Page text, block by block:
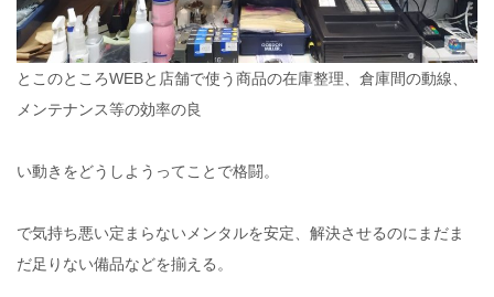
とこのところWEBと店舗で使う商品の在庫整理、倉庫間の動線、
メンテナンス等の効率の良
い動きをどうしようってことで格闘。
で気持ち悪い定まらないメンタルを安定、解決させるのにまだま
だ足りない備品などを揃える。